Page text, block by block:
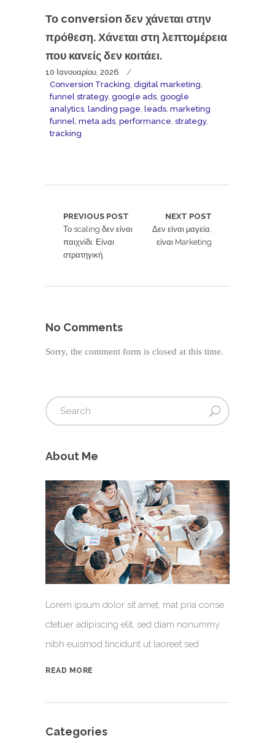
Το conversion δεν χάνεται στην
πρόθεση. Χάνεται στη λεπτομέρεια
που κανείς δεν κοιτάει.
10 Ιανουαρίου, 2026
Conversion Tracking, digital marketing,
funnel strategy, google ads, google
analytics, landing page, leads, marketing
funnel, meta ads, performance, strategy,
tracking
PREVIOUS POST
Το scaling δεν είναι
παιχνίδι. Είναι
στρατηγική.
NEXT POST
Δεν είναι μαγεία,
είναι Marketing
No Comments
Sorry, the comment form is closed at this time.
About Me
Lorem ipsum dolor sit amet, mat pria conse
ctetuer adipiscing elit, sed diam nonummy
nibh euismod tincidunt ut laoreet sed
READ MORE
Categories